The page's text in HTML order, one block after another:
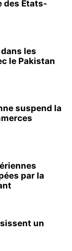
des États-
les
le Pakistan
suspend la
par la
un